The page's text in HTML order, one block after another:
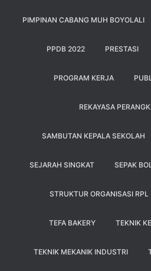
PIMPINAN CABANG MUH BOYOLALI
PPDB 2022 PRESTASI
PROGRAM KERJA
REKAYASA
SAMBUTAN KEPALA SEKOLAH
SEJARAH SINGKAT SEPAK
STRUKTUR ORGANISASI RPL
TEFA BAKERY TEKNIK
TEKNIK MEKANIK INDUSTRI